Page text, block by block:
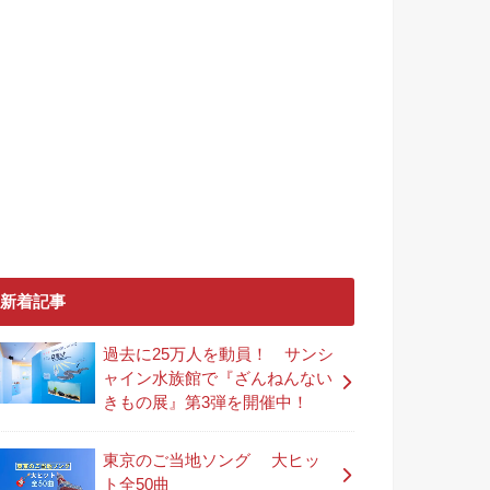
新着記事
過去に25万人を動員！ サンシ
ャイン水族館で『ざんねんない
きもの展』第3弾を開催中！
東京のご当地ソング 大ヒッ
ト全50曲